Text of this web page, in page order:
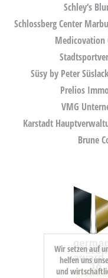
Schley‘s
Schlossberg Center
Medicovation
Süsy by Peter
Prelios
VMG
Karstadt
Brune
Wir setzen auf
helfen uns
und